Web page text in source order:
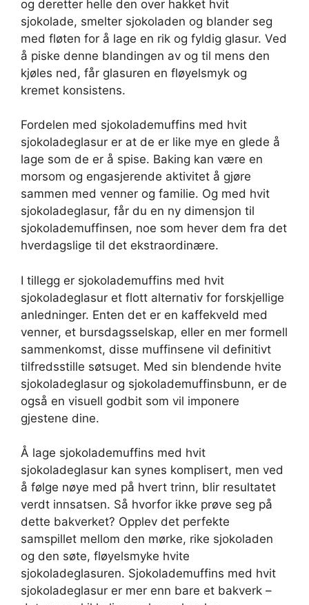
og deretter helle den over hakket hvit
sjokolade, smelter sjokoladen og blander seg
med fløten for å lage en rik og fyldig glasur. Ved
å piske denne blandingen av og til mens den
kjøles ned, får glasuren en fløyelsmyk og
kremet konsistens.
Fordelen med sjokolademuffins med hvit
sjokoladeglasur er at de er like mye en glede å
lage som de er å spise. Baking kan være en
morsom og engasjerende aktivitet å gjøre
sammen med venner og familie. Og med hvit
sjokoladeglasur, får du en ny dimensjon til
sjokolademuffinsen, noe som hever dem fra det
hverdagslige til det ekstraordinære.
I tillegg er sjokolademuffins med hvit
sjokoladeglasur et flott alternativ for forskjellige
anledninger. Enten det er en kaffekveld med
venner, et bursdagsselskap, eller en mer formell
sammenkomst, disse muffinsene vil definitivt
tilfredsstille søtsuget. Med sin blendende hvite
sjokoladeglasur og sjokolademuffinsbunn, er de
også en visuell godbit som vil imponere
gjestene dine.
Å lage sjokolademuffins med hvit
sjokoladeglasur kan synes komplisert, men ved
å følge nøye med på hvert trinn, blir resultatet
verdt innsatsen. Så hvorfor ikke prøve seg på
dette bakverket? Opplev det perfekte
samspillet mellom den mørke, rike sjokoladen
og den søte, fløyelsmyke hvite
sjokoladeglasuren. Sjokolademuffins med hvit
sjokoladeglasur er mer enn bare et bakverk –